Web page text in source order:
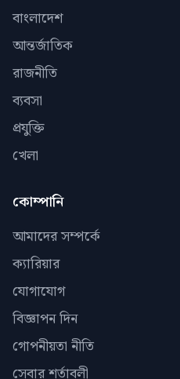
বাংলাদেশ
আন্তর্জাতিক
রাজনীতি
ব্যবসা
প্রযুক্তি
খেলা
কোম্পানি
আমাদের সম্পর্কে
ক্যারিয়ার
যোগাযোগ
বিজ্ঞাপন দিন
গোপনীয়তা নীতি
সেবার শর্তাবলী